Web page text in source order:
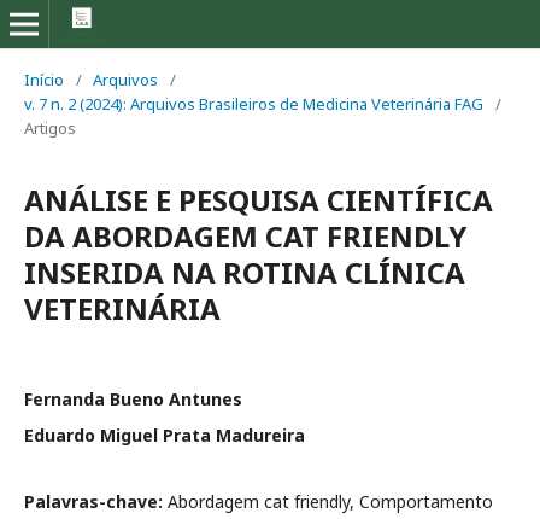
Início / Arquivos
/
v. 7 n. 2 (2024): Arquivos Brasileiros de Medicina Veterinária FAG
/
Artigos
ANÁLISE E PESQUISA CIENTÍFICA
DA ABORDAGEM CAT FRIENDLY
INSERIDA NA ROTINA CLÍNICA
VETERINÁRIA
Fernanda Bueno Antunes
Eduardo Miguel Prata Madureira
Palavras-chave: Abordagem cat friendly, Comportamento